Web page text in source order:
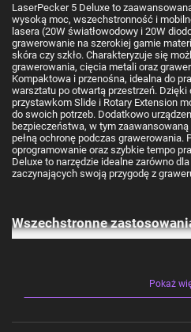
LaserPecker 5 Deluxe to
wysoką moc, wszechstronność i
lasera (20W światłowodowy i 20W
grawerowanie na szerokiej gamie
skóra czy szkło. Charakteryzuje się
grawerowania, cięcia metali oraz
Kompaktowa i przenośna, idealna do
warsztatu po otwartą przestrzeń. Dzięki
przystawkom Slide i Rotary Extension
do swoich potrzeb. Dodatkowo
bezpieczeństwa, w tym
pełną ochronę podczas grawerowania.
oprogramowanie oraz szybkie tempo
Deluxe to narzędzie idealne zarówno
zaczynających swoją przygodę z
Wszechstronne
jak stal nierdzewna, aluminium,
Laser diodowy o mocy 20W idealnie
elastyczność w projektach
Pokaż